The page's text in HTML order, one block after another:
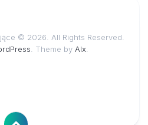
© 2026. All Rights Reserved.
. Theme by Alx